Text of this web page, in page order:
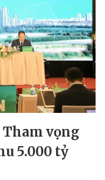
Tham vọng
5.000 tỷ